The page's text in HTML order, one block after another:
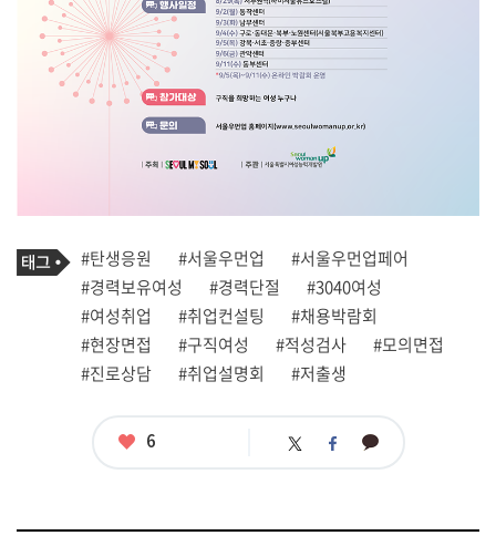
기
사
관
련
태
그
태
그
#탄생응원 #서울우먼업
#서울우먼업페어
#경력보유여성
#경력단절
#3040여성
#여성취업
#취업컨설팅
#채용박람회
#현장면접
#구직여성 #적성검사
#모의면접
#진로상담
#취업설명회 #저출생
좋
6 트 페 카